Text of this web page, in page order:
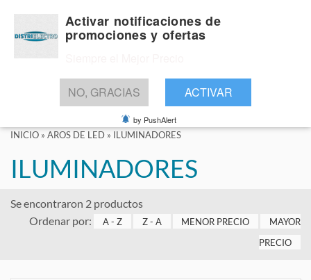
INICIO » AROS DE LED » ILUMINADORES
ILUMINADORES
Se encontraron 2 productos
Ordenar por:
A - Z Z - A MENOR PRECIO
MAYOR
PRECIO
Activar notificaciones de
promociones y ofertas
NO, GRACIAS ACTIVAR
by PushAlert